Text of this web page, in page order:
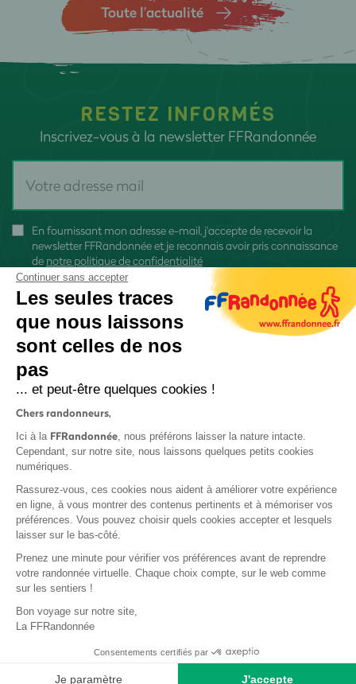
Toute l’actualité
RESTEZ INFORMÉS
Inscrivez-vous à la newsletter FFRandonnée
En fournissant mon adresse e-mail, j'accepte de recevoir la
newsletter FFRandonnée et je reconnais avoir pris connaissance
de notre politique de confidentialité
Protection des données
Politique de confidentialité
Base documentaire
Continuer sans accepter
Les seules traces
que nous laissons
sont celles de nos
pas
... et peut-être quelques cookies !
Chers randonneurs,
Ici à la FFRandonnée, nous préférons laisser la nature intacte.
Cependant, sur notre site, nous laissons quelques petits cookies
numériques.
Rassurez-vous, ces cookies nous aident à améliorer votre expérience
en ligne, à vous montrer des contenus pertinents et à mémoriser vos
préférences. Vous pouvez choisir quels cookies accepter et lesquels
laisser sur le bas-côté.
Prenez une minute pour vérifier vos préférences avant de reprendre
votre randonnée virtuelle. Chaque choix compte, sur le web comme
sur les sentiers !
Bon voyage sur notre site,
La FFRandonnée
Consentements certifiés par
Je paramètre J'accepte